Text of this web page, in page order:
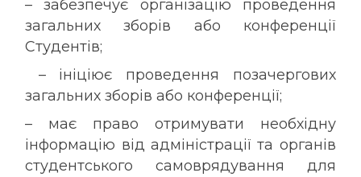
– забезпечує організацію проведення
загальних зборів або конференції
Студентів;
– ініціює проведення позачергових
загальних зборів або конференції;
– має право отримувати необхідну
інформацію від адміністрації та органів
студентського самоврядування для